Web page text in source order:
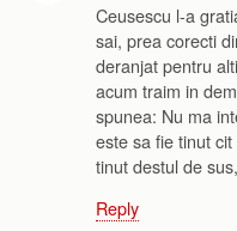
Ceusescu l-a
sai, prea corecti
deranjat pentru
acum traim in
spunea: Nu ma
este sa fie tinut
tinut destul de
Reply